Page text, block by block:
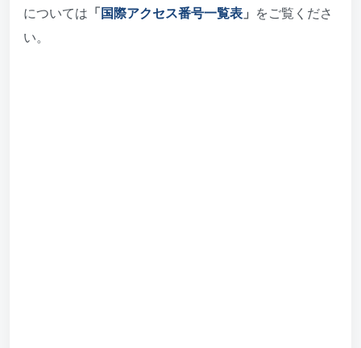
については 「 国際アクセス番号一覧表 」
をご覧くださ
い。